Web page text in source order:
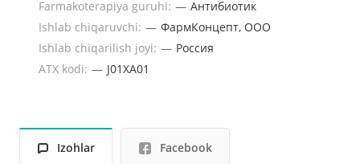
Farmakoterapiya guruhi: — Антибиотик
Ishlab chiqaruvchi: — ФармКонцепт, ООО
Ishlab chiqarilish joyi: — Россия
ATX kodi: — J01XA01
Izohlar Facebook